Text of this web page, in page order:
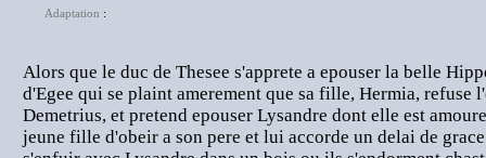
Adaptation :
Alors que le duc de Thesee s'apprete a epouser la belle
d'Egee qui se plaint amerement que sa fille, Hermia,
Demetrius, et pretend epouser Lysandre dont elle est
jeune fille d'obeir a son pere et lui accorde un delai de